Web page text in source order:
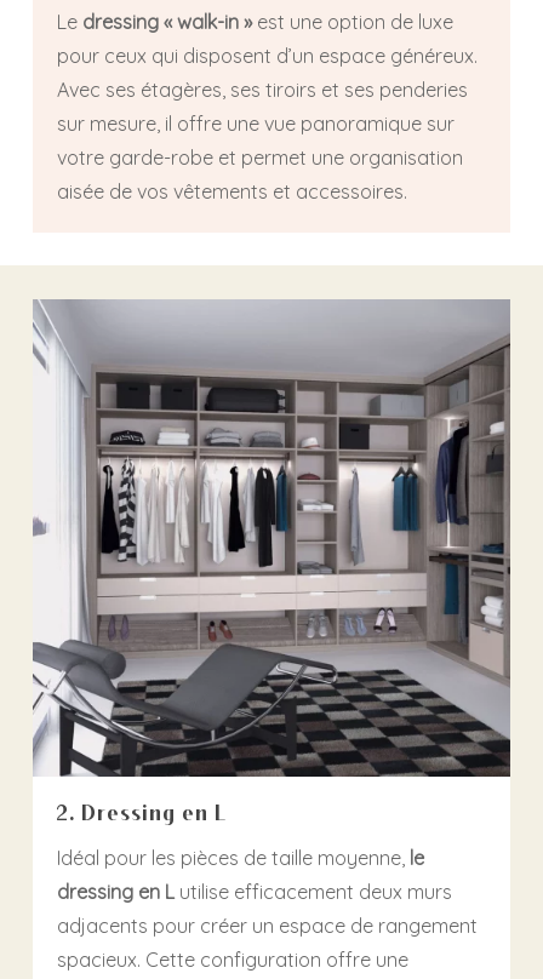
Le dressing « walk-in »est une option de luxe
pour ceux qui disposent d’un espace généreux.
Avec ses étagères, ses tiroirs et ses penderies
sur mesure, il offre une vue panoramique sur
votre garde-robe et permet une organisation
aisée de vos vêtements et accessoires.
2. Dressing en L
Idéal pour les pièces de taille moyenne, le
dressing en Lutilise efficacement deux murs
adjacents pour créer un espace de rangement
spacieux. Cette configuration offre une